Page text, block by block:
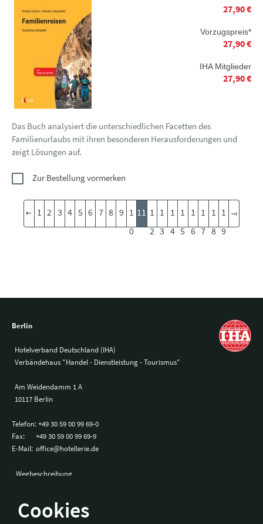
Cookies
27,90 €
Vorzugspreis*
27,90 €
IHA Mitglieder
27,90 €
Das Buch analysiert die unterschiedlichen Facetten des
Familienurlaubs mit ihren besonderen Herausforderungen und
zeigt Lösungen auf.
Zur Bestellung vormerken
1 2 3 4 5 6 7 8 9 1
0
11 1
2
1
3
1
4
1
5
1
6
1
7
1
8
1
9
Berlin
Hotelverband Deutschland (IHA)
Verbändehaus "Handel - Dienstleistung - Tourismus"
Am Weidendamm 1 A
10117 Berlin
Telefon:+49 30 59 00 99 69-0
Fax:
+49 30 59 00 99 69-9
E-Mail: office@hotellerie.de
Wegbeschreibung